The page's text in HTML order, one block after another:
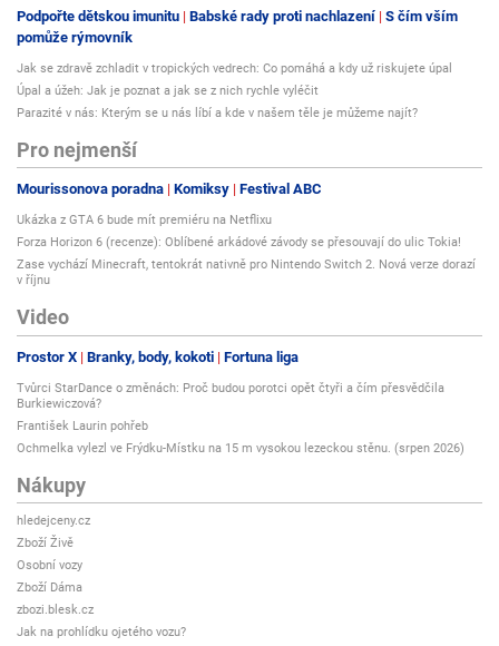
Podpořte dětskou imunitu Babské rady proti nachlazení S čím vším
pomůže rýmovník
Jak se zdravě zchladit v tropických vedrech: Co pomáhá a kdy už riskujete úpal
Úpal a úžeh: Jak je poznat a jak se z nich rychle vyléčit
Parazité v nás: Kterým se u nás líbí a kde v našem těle je můžeme najít?
Pro nejmenší
Mourissonova poradna Komiksy Festival ABC
Ukázka z GTA 6 bude mít premiéru na Netflixu
Forza Horizon 6 (recenze): Oblíbené arkádové závody se přesouvají do ulic Tokia!
Zase vychází Minecraft, tentokrát nativně pro Nintendo Switch 2. Nová verze dorazí
v říjnu
Video
Prostor X Branky, body, kokoti Fortuna liga
Tvůrci StarDance o změnách: Proč budou porotci opět čtyři a čím přesvědčila
Burkiewiczová?
František Laurin pohřeb
Ochmelka vylezl ve Frýdku-Místku na 15 m vysokou lezeckou stěnu. (srpen 2026)
Nákupy
hledejceny.cz
Zboží Živě
Osobní vozy
Zboží Dáma
zbozi.blesk.cz
Jak na prohlídku ojetého vozu?